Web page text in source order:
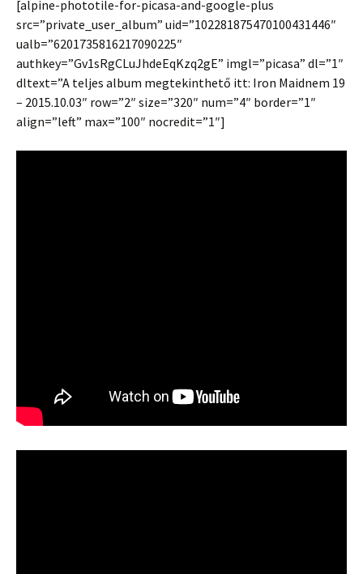
[alpine-phototile-for-picasa-and-google-plus
src=”private_user_album” uid=”102281875470100431446″
ualb=”6201735816217090225″
authkey=”Gv1sRgCLuJhdeEqKzq2gE” imgl=”picasa” dl=”1″
dltext=”A teljes album megtekinthető itt: Iron Maidnem 19
– 2015.10.03″ row=”2″ size=”320″ num=”4″ border=”1″
align=”left” max=”100″ nocredit=”1″]